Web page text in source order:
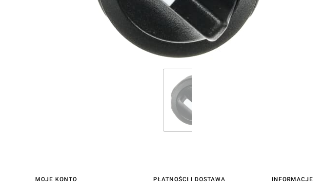
Linki w stopce
MOJE KONTO PŁATNOŚCI I DOSTAWA INFORMACJE